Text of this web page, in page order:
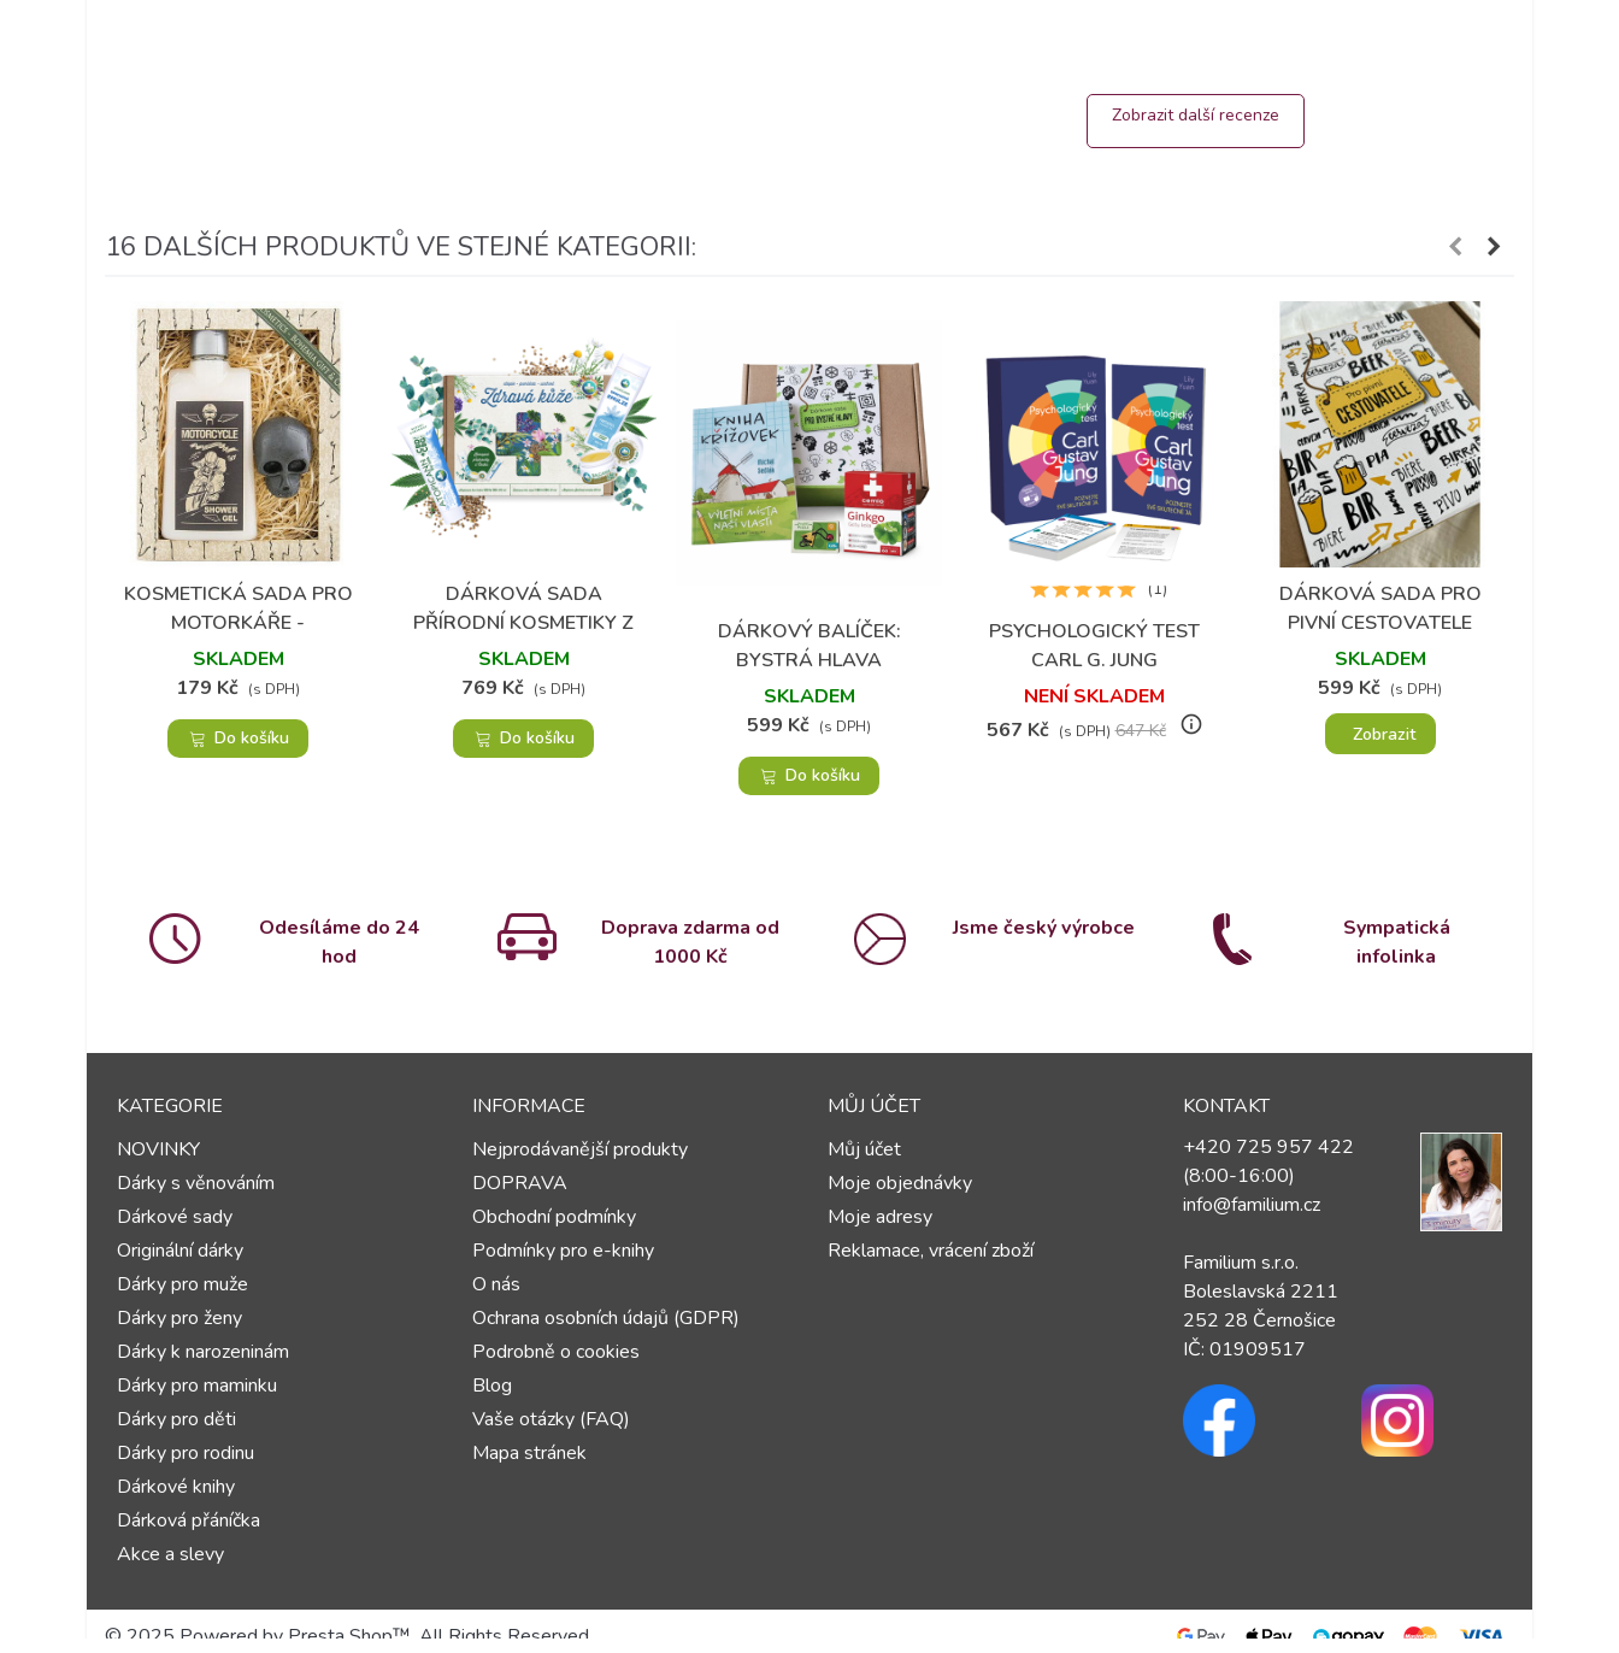
Zobrazit další recenze
16 DALŠÍCH PRODUKTŮ VE STEJNÉ KATEGORII:
Přidat do oblíbených
KOSMETICKÁ SADA PRO
MOTORKÁŘE -
MOTORCYCLE VINTAGE
SKLADEM
179 Kč (s DPH)
Do košíku
Přidat do oblíbených
DÁRKOVÁ SADA
PŘÍRODNÍ KOSMETIKY Z
KONOPÍ - ZDRAVÁ KŮŽE
SKLADEM
769 Kč (s DPH)
Do košíku
Přidat do oblíbených
DÁRKOVÝ BALÍČEK:
BYSTRÁ HLAVA
SKLADEM
599 Kč (s DPH)
Do košíku
Přidat do oblíbených
PSYCHOLOGICKÝ TEST
CARL G. JUNG
NENÍ SKLADEM
567 Kč (s DPH) 647 Kč info_outline
(1) Přidat do oblíbených
DÁRKOVÁ SADA PRO
PIVNÍ CESTOVATELE
SKLADEM
599 Kč (s DPH)
Zobrazit
Odesíláme do 24
hod
Doprava zdarma od
1000 Kč
Jsme český výrobce
Sympatická
infolinka
KATEGORIE
NOVINKY
Dárky s věnováním
Dárkové sady
Originální dárky
Dárky pro muže
Dárky pro ženy
Dárky k narozeninám
Dárky pro maminku
Dárky pro děti
Dárky pro rodinu
Dárkové knihy
Dárková přáníčka
Akce a slevy
INFORMACE
Nejprodávanější produkty
DOPRAVA
Obchodní podmínky
Podmínky pro e-knihy
O nás
Ochrana osobních údajů (GDPR)
Podrobně o cookies
Blog
Vaše otázky (FAQ)
Mapa stránek
MŮJ ÚČET
Můj účet
Moje objednávky
Moje adresy
Reklamace, vrácení zboží
KONTAKT
+420 725 957 422
(8:00-16:00)
info@familium.cz
Familium s.r.o.
Boleslavská 2211
252 28 Černošice
IČ: 01909517
© 2025 Powered by Presta Shop™. All Rights Reserved